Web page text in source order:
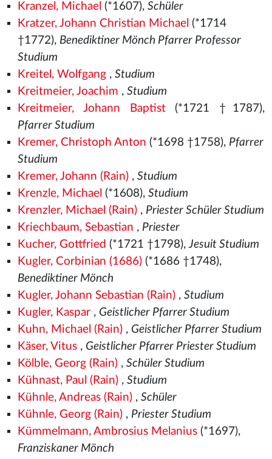
Kranzel, Michael (*1607), Schüler
Kratzer, Johann Christian Michael (*1714
†1772), Benediktiner Mönch Pfarrer Professor
Studium
Kreitel, Wolfgang, Studium
Kreitmeier, Joachim , Studium
Kreitmeier, Johann Baptist(*1721 †1787),
Pfarrer Studium
Kremer, Christoph Anton (*1698 †1758), Pfarrer
Studium
Kremer, Johann (Rain), Studium
Krenzle, Michael (*1608), Studium
Krenzler, Michael (Rain), Priester Schüler Studium
Kriechbaum, Sebastian , Priester
Kucher, Gottfried (*1721 †1798),Jesuit Studium
Kugler, Corbinian (1686)(*1686 †1748),
Benediktiner Mönch
Kugler, Johann Sebastian (Rain), Studium
Kugler, Kaspar, Geistlicher Pfarrer Studium
Kuhn, Michael (Rain), Geistlicher Pfarrer Studium
Käser, Vitus, Geistlicher Pfarrer Priester Studium
Kölble, Georg (Rain), Schüler Studium
Kühnast, Paul (Rain), Studium
Kühnle, Andreas (Rain), Schüler
Kühnle, Georg (Rain), Priester Studium
Kümmelmann, Ambrosius Melanius(*1697),
Franziskaner Mönch